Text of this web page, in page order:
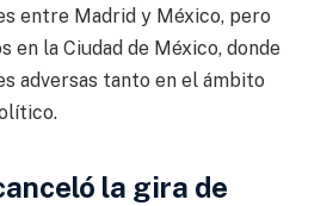
entre Madrid y México, pero
en la Ciudad de México, donde
adversas tanto en el ámbito
la gira de